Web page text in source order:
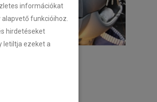
információkat
funkcióihoz.
hirdetéseket
letiltja ezeket a